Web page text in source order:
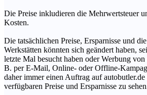
Die Preise inkludieren die Mehrwertsteuer
Kosten.
Die tatsächlichen Preise, Ersparnisse und
Werkstätten könnten sich geändert haben,
letzte Mal besucht haben oder Werbung von
B. per E-Mail, Online- oder Offline-
daher immer einen Auftrag auf
verfügbaren Preise und Ersparnisse zu